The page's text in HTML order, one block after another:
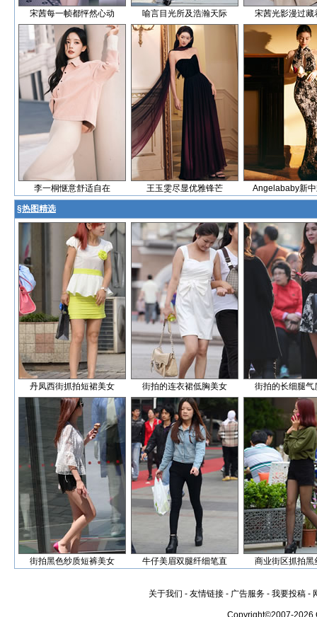
宋茜每一帧都怦然心动 喻言目光所及浩瀚天际 宋茜光影漫过藏
李一桐惬意舒适自在 王玉雯尽显优雅锋芒 Angelababy新
§热图精选
丹凤西街抓拍短裙美女 街拍的连衣裙低胸美女 街拍的长细腿气
街拍黑色纱质短裤美女 牛仔美眉双腿纤细笔直 商业街区抓拍黑
关于我们 - 友情链接 - 广告服务 - 我要投稿 -
Copyright©2007-2026